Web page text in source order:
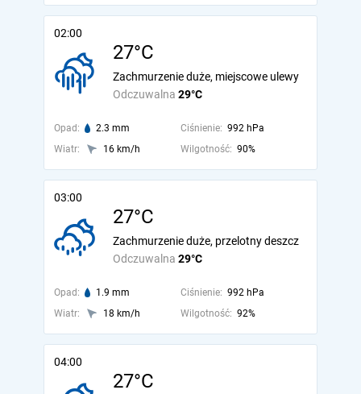
02:00
27°C
Odczuwalna 29°C
Zachmurzenie duże, miejscowe ulewy
Opad: 2.3 mm Ciśnienie: 992 hPa
Wiatr:
16 km/h Wilgotność: 90%
03:00
27°C
Odczuwalna 29°C
Zachmurzenie duże, przelotny deszcz
Opad: 1.9 mm Ciśnienie: 992 hPa
Wiatr:
18 km/h Wilgotność: 92%
04:00
27°C